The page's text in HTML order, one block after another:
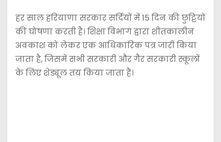
हर साल हरियाणा सरकार सर्दियों में 15 दिन की छुट्टियों
की घोषणा करती है। शिक्षा विभाग द्वारा शीतकालीन
अवकाश को लेकर एक आधिकारिक पत्र जारी किया
जाता है, जिसमें सभी सरकारी और गैर सरकारी स्कूलों
के लिए शेड्यूल तय किया जाता है।